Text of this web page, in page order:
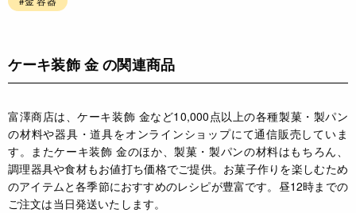
ケーキ装飾 金 の関連商品
富澤商店は、ケーキ装飾 金など10,000点以上の各種製菓・製パン
の材料や器具・道具をオンラインショップにて通信販売していま
す。またケーキ装飾 金のほか、製菓・製パンの材料はもちろん、
調理器具や食材もお値打ち価格でご提供。お菓子作りを楽しむため
のアイテムと各季節におすすめのレシピが豊富です。昼12時までの
ご注文は当日発送いたします。